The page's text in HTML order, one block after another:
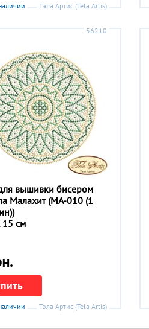
Тэла Артис (Tela Artis)
56210
вышивки бисером
Малахит (МА-010 (1
15 см
Тэла Артис (Tela Artis)